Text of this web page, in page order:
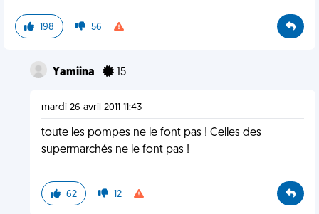
198 56
Yamiina 15
mardi 26 avril 2011 11:43
toute les pompes ne le font pas ! Celles des
supermarchés ne le font pas !
62 12